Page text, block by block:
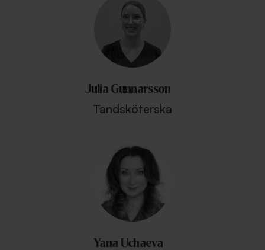
Julia Gunnarsson
Tandsköterska
Yana Uchaeva